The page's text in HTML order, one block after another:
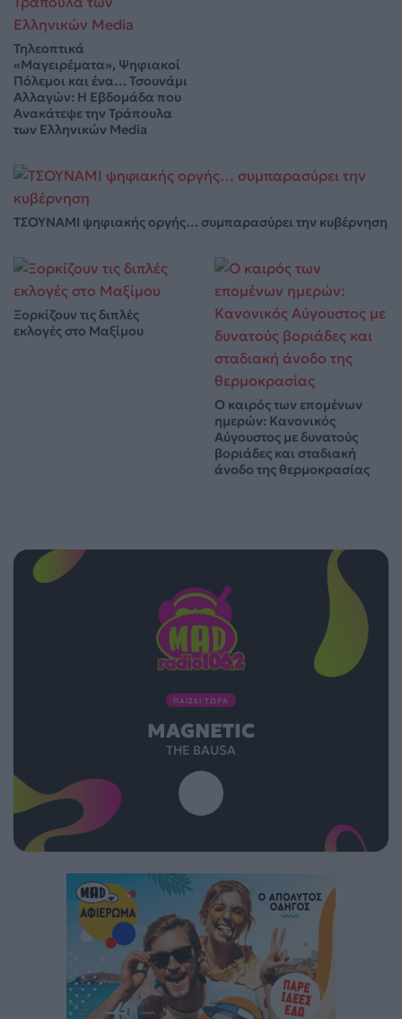
Τηλεοπτικά
«Μαγειρέματα», Ψηφιακοί
Πόλεμοι και ένα… Τσουνάμι
Αλλαγών: Η Εβδομάδα που
Ανακάτεψε την Τράπουλα
των Ελληνικών Media
ΤΣΟΥΝΑΜΙ ψηφιακής οργής… συμπαρασύρει την κυβέρνηση
Ξορκίζουν τις διπλές
εκλογές στο Μαξίμου
Ο καιρός των επομένων
ημερών: Κανονικός
Αύγουστος με δυνατούς
βοριάδες και σταδιακή
άνοδο της θερμοκρασίας
ΠΑΙΖΕΙ ΤΩΡΑ
MAGNETIC
THE BAUSA